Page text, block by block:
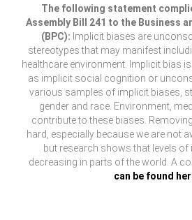
The following statement
Assembly Bill 241 to the Business
(BPC): Implicit biases are
stereotypes that may manifest
healthcare environment. Implicit bias
as implicit social cognition or
various samples of implicit biases,
gender and race. Environment,
contribute to these biases.
hard, especially because we are not
but research shows that levels of
decreasing in parts of the world. A
can be found